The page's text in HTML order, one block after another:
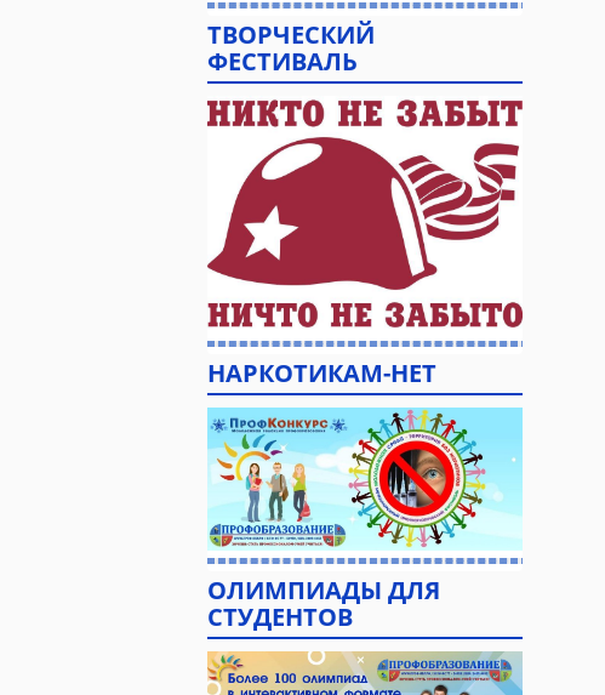
ТВОРЧЕСКИЙ
ФЕСТИВАЛЬ
НАРКОТИКАМ-НЕТ
ОЛИМПИАДЫ ДЛЯ
СТУДЕНТОВ